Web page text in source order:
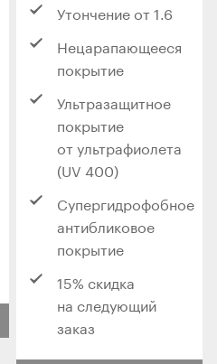
Утончение от 1.6
Нецарапающееся
покрытие
Ультразащитное
покрытие
от ультрафиолета
(UV 400)
Супергидрофобное
антибликовое
покрытие
15% скидка
на следующий
заказ